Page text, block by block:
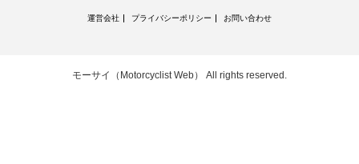
運営会社 プライバシーポリシー お問い合わせ
モーサイ（Motorcyclist Web） All rights reserved.